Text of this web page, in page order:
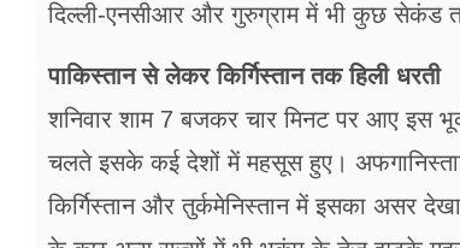
दिल्ली-एनसीआर और गुरुग्राम में भी कुछ
पाकिस्तान से लेकर किर्गिस्तान तक हिली धरती
शनिवार शाम 7 बजकर चार मिनट पर आए इस
चलते इसके कई देशों में महसूस हुए।
किर्गिस्तान और तुर्कमेनिस्तान में इसका असर